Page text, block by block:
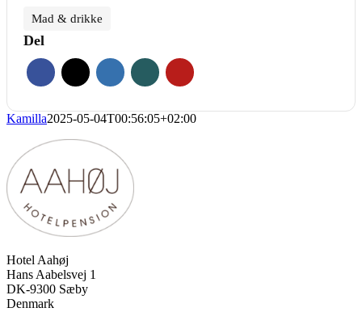
Mad & drikke
Del
Kamilla2025-05-04T00:56:05+02:00
Hotel Aahøj
Hans Aabelsvej 1
DK-9300 Sæby
Denmark